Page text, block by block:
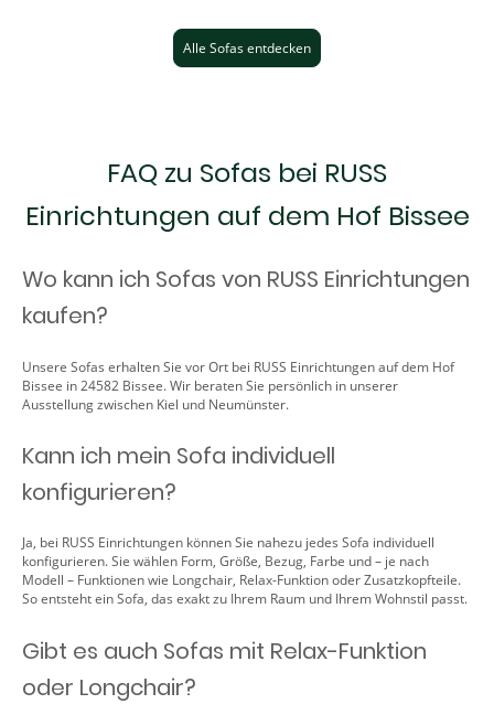
Alle Sofas entdecken
FAQ zu Sofas bei RUSS
Einrichtungen auf dem Hof Bissee
Wo kann ich Sofas von RUSS Einrichtungen
kaufen?
Unsere Sofas erhalten Sie vor Ort bei RUSS Einrichtungen auf dem Hof
Bissee in 24582 Bissee. Wir beraten Sie persönlich in unserer
Ausstellung zwischen Kiel und Neumünster.
Kann ich mein Sofa individuell
konfigurieren?
Ja, bei RUSS Einrichtungen können Sie nahezu jedes Sofa individuell
konfigurieren. Sie wählen Form, Größe, Bezug, Farbe und – je nach
Modell – Funktionen wie Longchair, Relax-Funktion oder Zusatzkopfteile.
So entsteht ein Sofa, das exakt zu Ihrem Raum und Ihrem Wohnstil passt.
Gibt es auch Sofas mit Relax-Funktion
oder Longchair?